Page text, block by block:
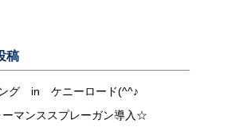
稿
グ in ケニーロード(^^♪
ーマンススプレーガン導入☆